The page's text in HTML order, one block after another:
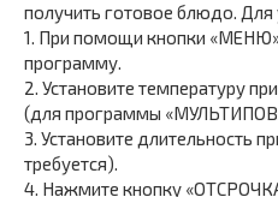
получить готовое блюдо. Для
1. При помощи кнопки
программу.
2. Установите температуру
(для программы
3. Установите длительность
требуется).
4. Нажмите кнопку